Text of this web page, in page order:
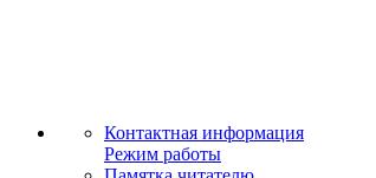
Контактная информация
Режим работы